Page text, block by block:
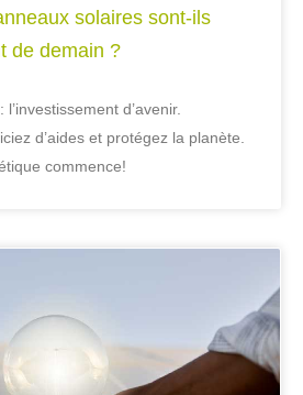
solaires sont-ils
de demain ?
d’avenir.
d’aides et protégez la planète.
commence!